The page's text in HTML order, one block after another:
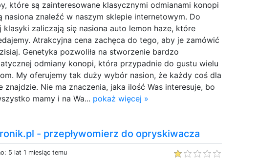
które są zainteresowane klasycznymi odmianami konopi
nasiona znaleźć w naszym sklepie internetowym. Do
klasyki zaliczają się nasiona auto lemon haze, które
Atrakcyjna cena zachęca do tego, aby je zamówić
Genetyka pozwoliła na stworzenie bardzo
odmiany konopi, która przypadnie do gustu wielu
My oferujemy tak duży wybór nasion, że każdy coś dla
znajdzie. Nie ma znaczenia, jaka ilość Was interesuje, bo
mamy i na Wa... pokaż więcej »
- przepływomierz do opryskiwacza
5 lat 1 miesiąc temu